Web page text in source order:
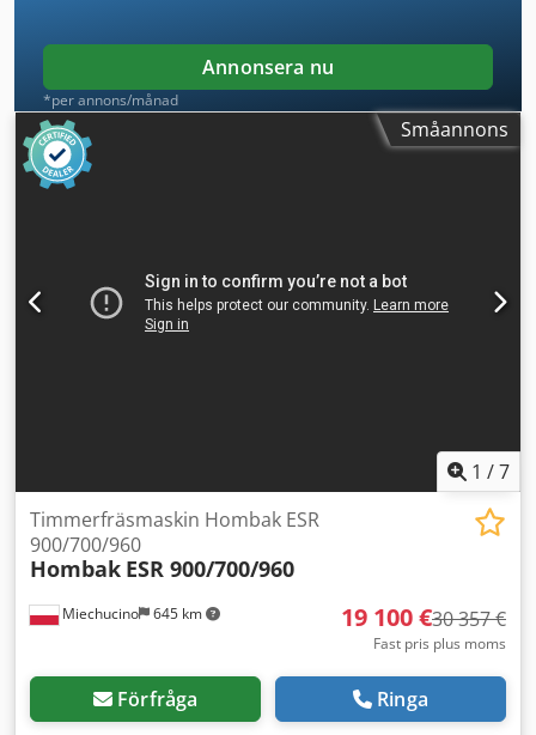
Annonsera nu
*per annons/månad
Småannons
1 /7
Miechucino 645 km
Timmerfräsmaskin Hombak ESR
900/700/960
Hombak ESR 900/700/960
19 100 €30 357 €
Fast pris plus moms
Förfråga Ringa